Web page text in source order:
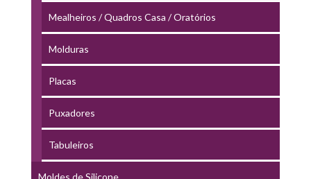
Mealheiros / Quadros Casa / Oratórios
Molduras
Placas
Puxadores
Tabuleiros
Moldes de Silicone